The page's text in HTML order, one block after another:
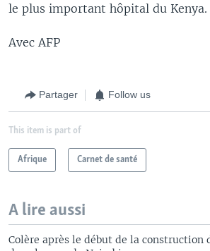
le plus important hôpital du Kenya.
Avec AFP
Partager Follow us
This item is part of
Afrique Carnet de santé
A lire aussi
Colère après le début de la